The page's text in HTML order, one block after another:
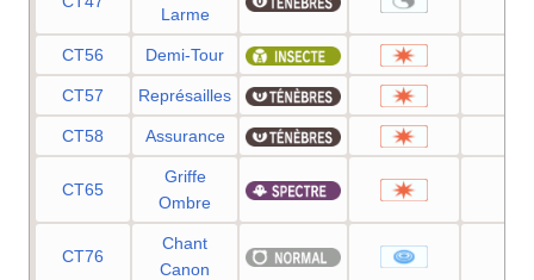
Larme
CT56 Demi-Tour
CT57 Représailles
CT58 Assurance
CT65
Griffe
Ombre
CT76
Chant
Canon